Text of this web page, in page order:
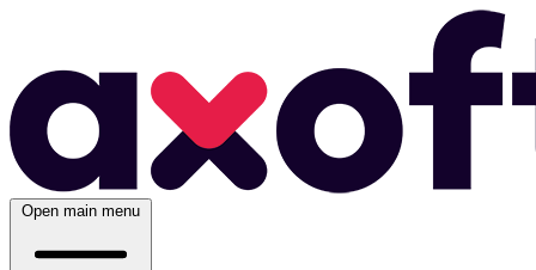
Open main menu